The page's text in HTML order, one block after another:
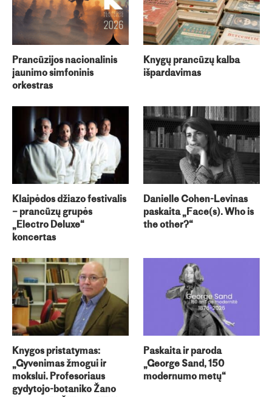
Prancūzijos nacionalinis
jaunimo simfoninis
orkestras
Knygų prancūzų kalba
išpardavimas
Klaipėdos džiazo festivalis
– prancūzų grupės
„Electro Deluxe“
koncertas
Danielle Cohen-Levinas
paskaita „Face(s). Who is
the other?“
Knygos pristatymas:
„Gyvenimas žmogui ir
mokslui. Profesoriaus
gydytojo-botaniko Žano
Paskaita ir paroda
„George Sand, 150
modernumo metų“